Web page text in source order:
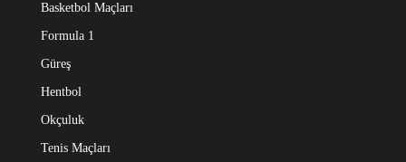
Basketbol Maçları
Formula 1
Güreş
Hentbol
Okçuluk
Tenis Maçları